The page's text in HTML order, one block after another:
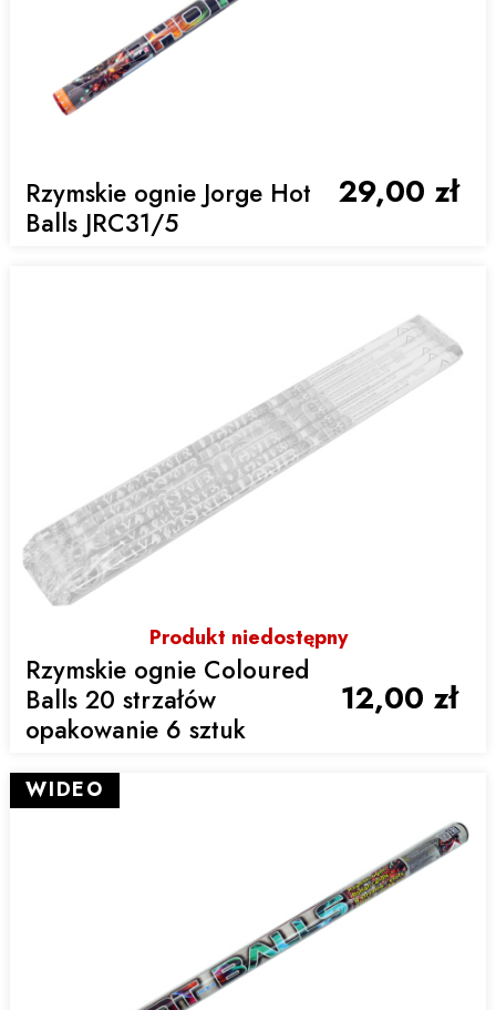
Rzymskie ognie Jorge Hot
Balls JRC31/5
29,00 zł
Produkt niedostępny
Rzymskie ognie Coloured
Balls 20 strzałów
opakowanie 6 sztuk
12,00 zł
WIDEO